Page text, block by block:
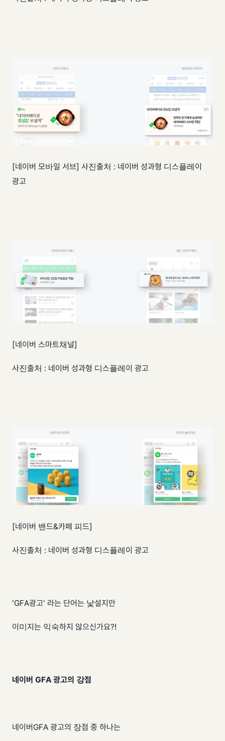
[네이버 모바일 서브] 사진출처 : 네이버 성과형 디스플레이
광고
[네이버 스마트채널]
사진출처 : 네이버 성과형 디스플레이 광고
[네이버 밴드&카페 피드]
사진출처 : 네이버 성과형 디스플레이 광고
'GFA광고' 라는 단어는 낯설지만
이미지는 익숙하지 않으신가요?!
네이버 GFA 광고의 강점
네이버GFA 광고의 장점 중 하나는